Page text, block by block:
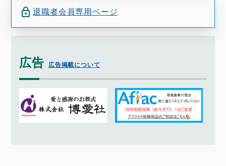
退職者会員専用ページ
広告 広告掲載について